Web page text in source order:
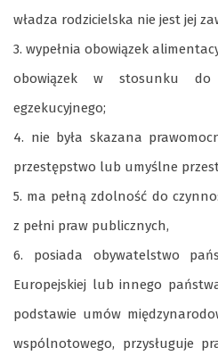
władza rodzicielska nie jest jej
3. wypełnia obowiązek
obowiązek w stosunku
egzekucyjnego;
4. nie była skazana
przestępstwo lub umyślne
5. ma pełną zdolność do
z pełni praw publicznych,
6. posiada obywatelstwo
Europejskiej lub innego
podstawie umów
wspólnotowego, przysługuje